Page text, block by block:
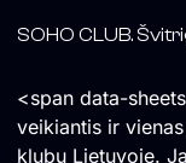
SOHO CLUB.
<span data-
veikiantis ir
klubų Lietuvoje.